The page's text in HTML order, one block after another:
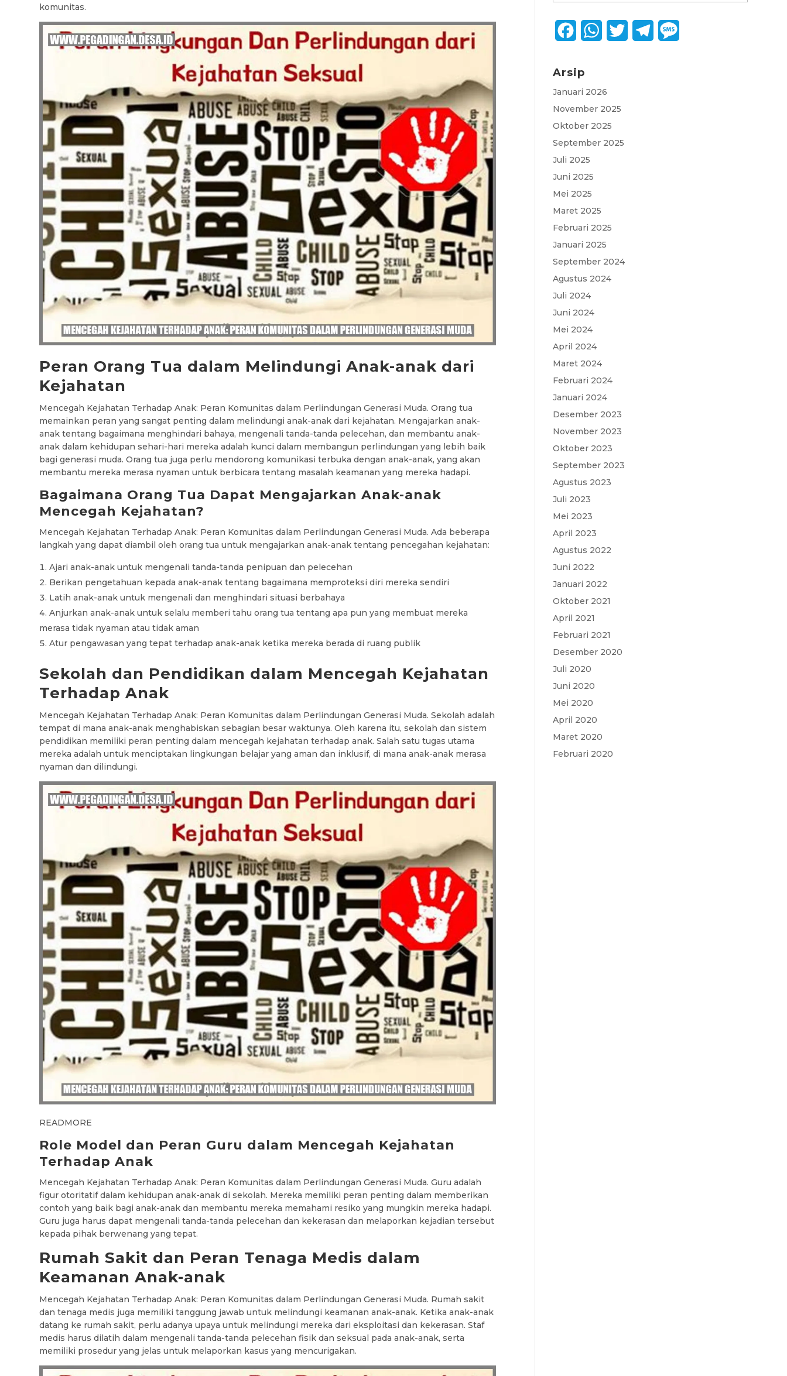
komunitas.
Peran Orang Tua dalam Melindungi Anak-anak dari
Kejahatan
Mencegah Kejahatan Terhadap Anak: Peran Komunitas dalam Perlindungan Generasi Muda. Orang tua
memainkan peran yang sangat penting dalam melindungi anak-anak dari kejahatan. Mengajarkan anak-
anak tentang bagaimana menghindari bahaya, mengenali tanda-tanda pelecehan, dan membantu anak-
anak dalam kehidupan sehari-hari mereka adalah kunci dalam membangun perlindungan yang lebih baik
bagi generasi muda. Orang tua juga perlu mendorong komunikasi terbuka dengan anak-anak, yang akan
membantu mereka merasa nyaman untuk berbicara tentang masalah keamanan yang mereka hadapi.
Bagaimana Orang Tua Dapat Mengajarkan Anak-anak
Mencegah Kejahatan?
Mencegah Kejahatan Terhadap Anak: Peran Komunitas dalam Perlindungan Generasi Muda. Ada beberapa
langkah yang dapat diambil oleh orang tua untuk mengajarkan anak-anak tentang pencegahan kejahatan:
Ajari anak-anak untuk mengenali tanda-tanda penipuan dan pelecehan
Berikan pengetahuan kepada anak-anak tentang bagaimana memproteksi diri mereka sendiri
Latih anak-anak untuk mengenali dan menghindari situasi berbahaya
Anjurkan anak-anak untuk selalu memberi tahu orang tua tentang apa pun yang membuat mereka
merasa tidak nyaman atau tidak aman
Atur pengawasan yang tepat terhadap anak-anak ketika mereka berada di ruang publik
Sekolah dan Pendidikan dalam Mencegah Kejahatan
Terhadap Anak
Mencegah Kejahatan Terhadap Anak: Peran Komunitas dalam Perlindungan Generasi Muda. Sekolah adalah
tempat di mana anak-anak menghabiskan sebagian besar waktunya. Oleh karena itu, sekolah dan sistem
pendidikan memiliki peran penting dalam mencegah kejahatan terhadap anak. Salah satu tugas utama
mereka adalah untuk menciptakan lingkungan belajar yang aman dan inklusif, di mana anak-anak merasa
nyaman dan dilindungi.
READMORE
Role Model dan Peran Guru dalam Mencegah Kejahatan
Terhadap Anak
Mencegah Kejahatan Terhadap Anak: Peran Komunitas dalam Perlindungan Generasi Muda. Guru adalah
figur otoritatif dalam kehidupan anak-anak di sekolah. Mereka memiliki peran penting dalam memberikan
contoh yang baik bagi anak-anak dan membantu mereka memahami resiko yang mungkin mereka hadapi.
Guru juga harus dapat mengenali tanda-tanda pelecehan dan kekerasan dan melaporkan kejadian tersebut
kepada pihak berwenang yang tepat.
Rumah Sakit dan Peran Tenaga Medis dalam
Keamanan Anak-anak
Mencegah Kejahatan Terhadap Anak: Peran Komunitas dalam Perlindungan Generasi Muda. Rumah sakit
dan tenaga medis juga memiliki tanggung jawab untuk melindungi keamanan anak-anak. Ketika anak-anak
datang ke rumah sakit, perlu adanya upaya untuk melindungi mereka dari eksploitasi dan kekerasan. Staf
medis harus dilatih dalam mengenali tanda-tanda pelecehan fisik dan seksual pada anak-anak, serta
memiliki prosedur yang jelas untuk melaporkan kasus yang mencurigakan.
c
e
b
o
k
W
t
s
Arsip
Januari 2026
November 2025
Oktober 2025
September 2025
Juli 2025
Juni 2025
Mei 2025
Maret 2025
Februari 2025
Januari 2025
September 2024
Agustus 2024
Juli 2024
Juni 2024
Mei 2024
April 2024
Maret 2024
Februari 2024
Januari 2024
Desember 2023
November 2023
Oktober 2023
September 2023
Agustus 2023
Juli 2023
Mei 2023
April 2023
Agustus 2022
Juni 2022
Januari 2022
Oktober 2021
April 2021
Februari 2021
Desember 2020
Juli 2020
Juni 2020
Mei 2020
April 2020
Maret 2020
Februari 2020